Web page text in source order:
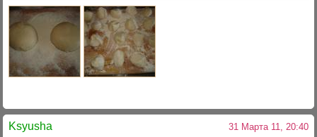
Ksyusha 31 Марта 11, 20:40